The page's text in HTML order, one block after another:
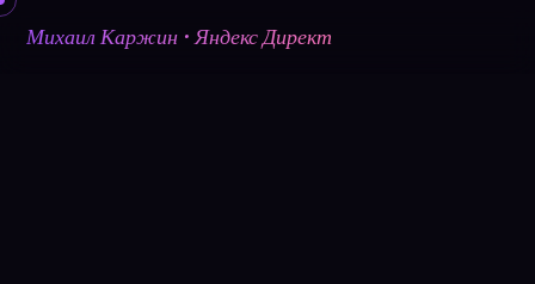
Михаил Каржин · Яндекс Директ